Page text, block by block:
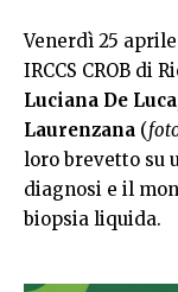
Venerdì 25
IRCCS CROB di
Luciana De Luca
Laurenzana (
loro brevetto su
diagnosi e il
biopsia liquida.